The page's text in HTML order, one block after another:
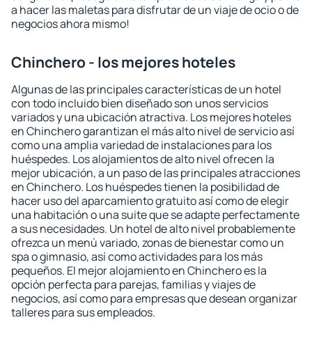
a hacer las maletas para disfrutar de un viaje de ocio o de
negocios ahora mismo!
Chinchero - los mejores hoteles
Algunas de las principales características de un hotel
con todo incluido bien diseñado son unos servicios
variados y una ubicación atractiva. Los mejores hoteles
en Chinchero garantizan el más alto nivel de servicio así
como una amplia variedad de instalaciones para los
huéspedes. Los alojamientos de alto nivel ofrecen la
mejor ubicación, a un paso de las principales atracciones
en Chinchero. Los huéspedes tienen la posibilidad de
hacer uso del aparcamiento gratuito así como de elegir
una habitación o una suite que se adapte perfectamente
a sus necesidades. Un hotel de alto nivel probablemente
ofrezca un menú variado, zonas de bienestar como un
spa o gimnasio, así como actividades para los más
pequeños. El mejor alojamiento en Chinchero es la
opción perfecta para parejas, familias y viajes de
negocios, así como para empresas que desean organizar
talleres para sus empleados.